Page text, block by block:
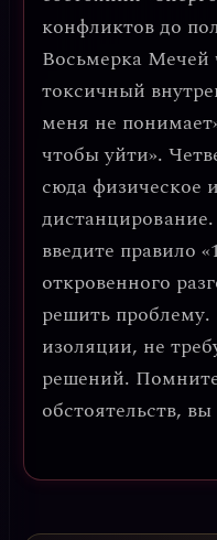
конфликтов до
Восьмерка Мечей
токсичный
меня не
чтобы уйти».
сюда физическое
дистанцирование.
введите правило
откровенного
решить проблему.
изоляции, не
решений.
обстоятельств,